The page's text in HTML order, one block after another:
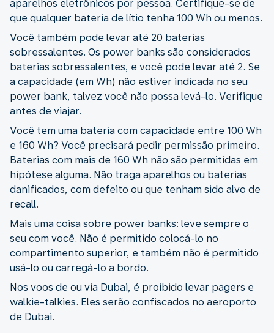
aparelhos eletrônicos por pessoa. Certifique-se de
que qualquer bateria de lítio tenha 100 Wh ou menos.
Você também pode levar até 20 baterias
sobressalentes. Os power banks são considerados
baterias sobressalentes, e você pode levar até 2. Se
a capacidade (em Wh) não estiver indicada no seu
power bank, talvez você não possa levá-lo. Verifique
antes de viajar.
Você tem uma bateria com capacidade entre 100 Wh
e 160 Wh? Você precisará pedir permissão primeiro.
Baterias com mais de 160 Wh não são permitidas em
hipótese alguma. Não traga aparelhos ou baterias
danificados, com defeito ou que tenham sido alvo de
recall.
Mais uma coisa sobre power banks: leve sempre o
seu com você. Não é permitido colocá-lo no
compartimento superior, e também não é permitido
usá-lo ou carregá-lo a bordo.
Nos voos de ou via Dubai, é proibido levar pagers e
walkie-talkies. Eles serão confiscados no aeroporto
de Dubai.